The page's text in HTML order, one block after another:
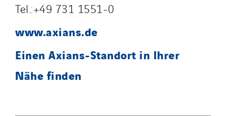
Tel.:+49 731 1551-0
www.axians.de
Einen Axians-Standort in Ihrer
Nähe finden